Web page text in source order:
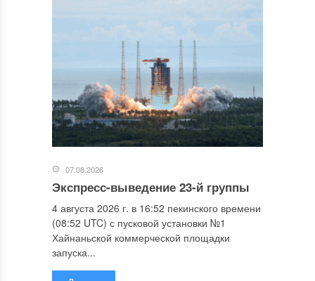
07.08.2026
Экспресс-выведение 23-й группы
4 августа 2026 г. в 16:52 пекинского времени
(08:52 UTC) с пусковой установки №1
Хайнаньской коммерческой площадки
запуска...